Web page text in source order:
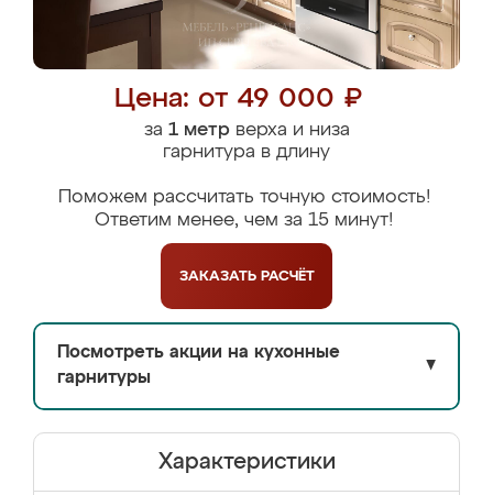
Цена: от 49 000 ₽
за 1 метрверха и низа
гарнитура в длину
Поможем рассчитать точную стоимость!
Ответим менее, чем за 15 минут!
ЗАКАЗАТЬ РАСЧЁТ
Посмотреть акции на кухонные
гарнитуры
▼
Характеристики